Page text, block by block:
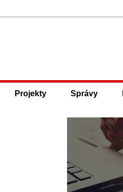
Projekty Správy